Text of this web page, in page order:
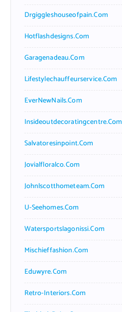
Drgiggleshouseofpain.com
Hotflashdesigns.com
Garagenadeau.com
Lifestylechauffeurservice.com
EverNewNails.com
Insideoutdecoratingcentre.com
Salvatoresinpoint.com
Jovialfloralco.com
Johnlscotthometeam.com
U-Seehomes.com
Watersportslagonissi.com
Mischieffashion.com
Eduwyre.com
Retro-Interiors.com